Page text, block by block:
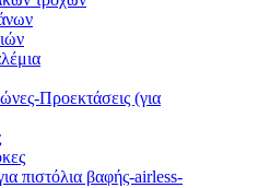
Προεκτάσεις (για
πιστόλια βαφής-airless-